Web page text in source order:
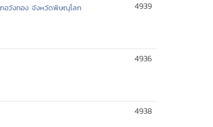
อวังทอง จังหวัดพิษณุโลก 4939
4936
4938